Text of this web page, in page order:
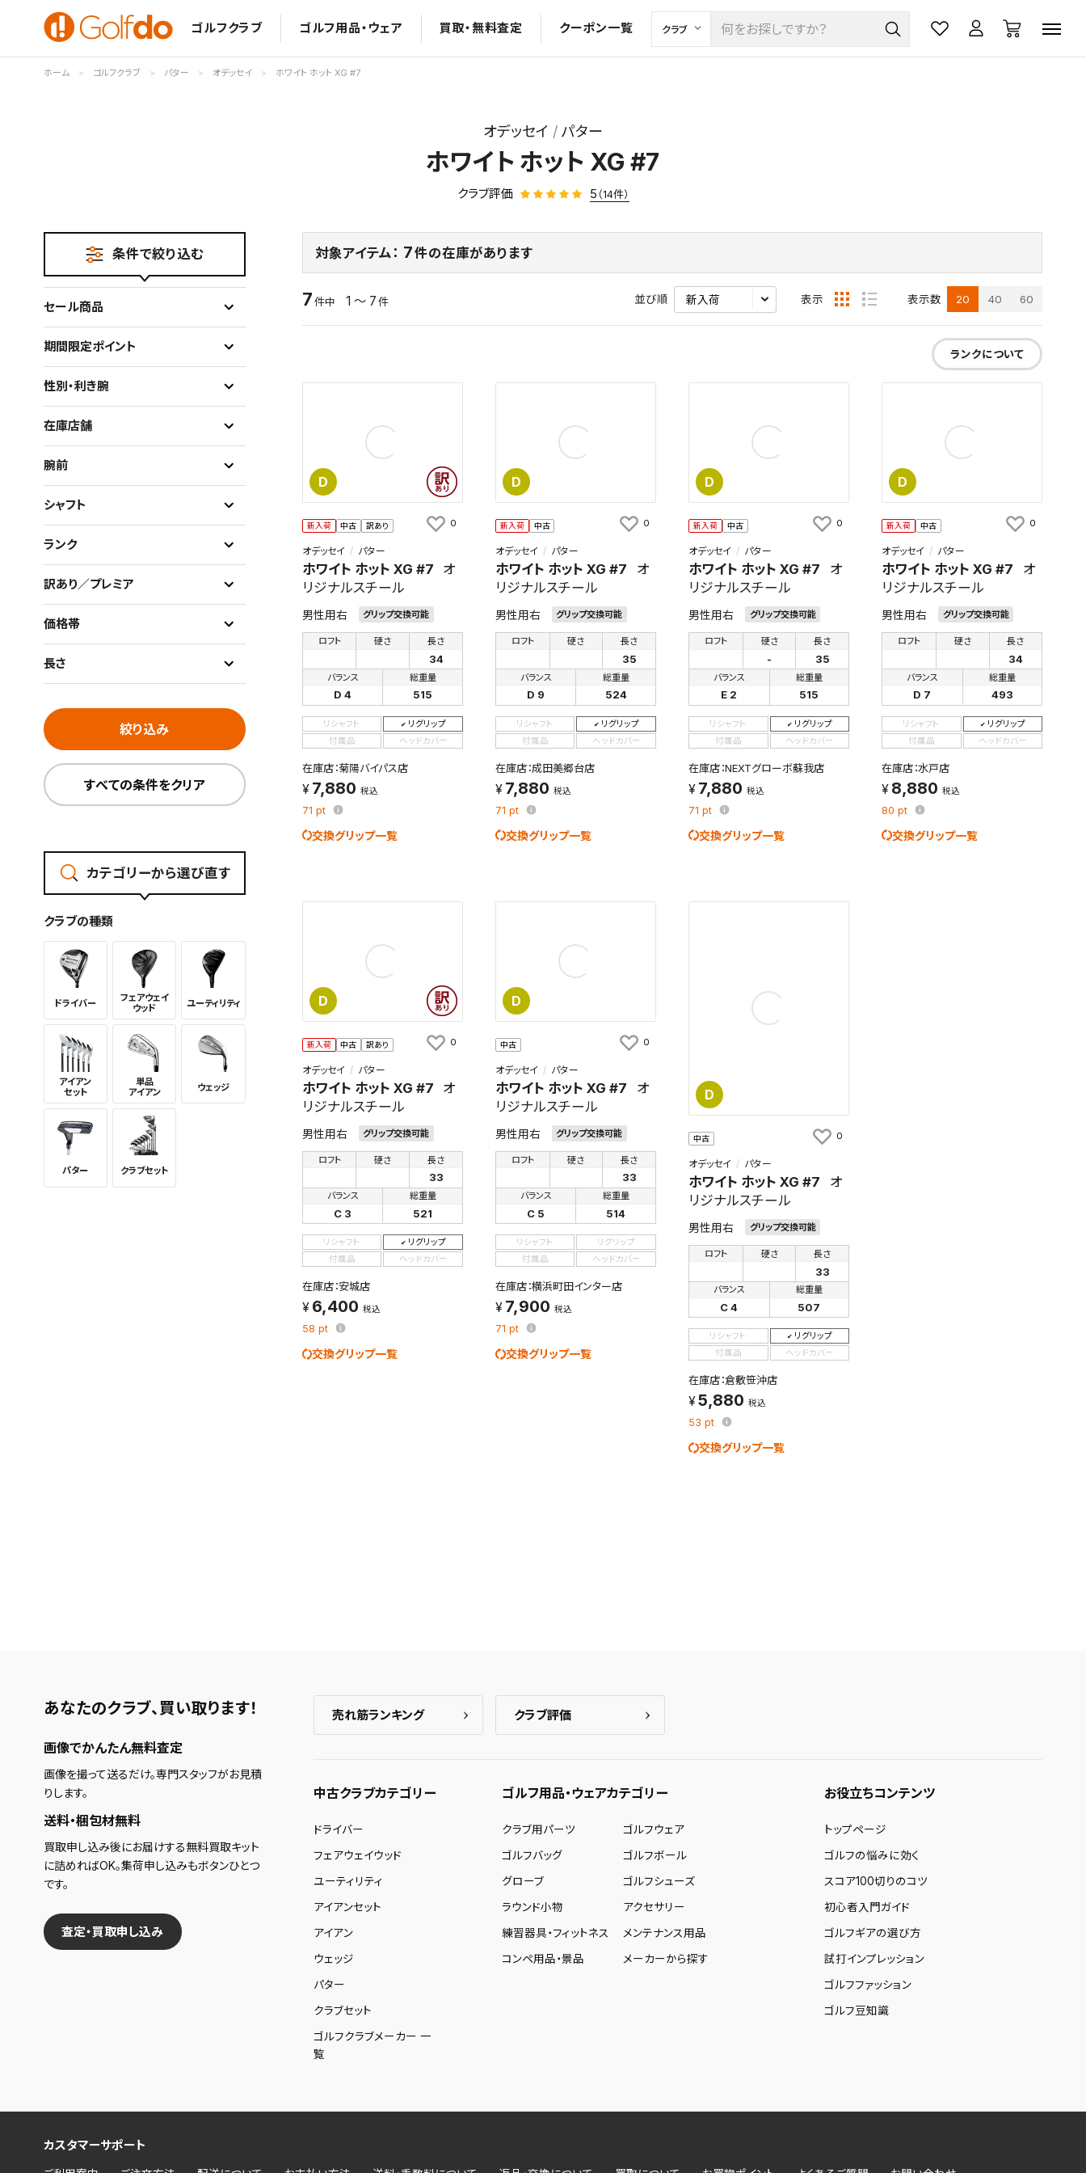
ゴルフクラブ ゴルフ用品・ウェア 買取・無料査定 クーポン一覧
ホーム ゴルフクラブ パター オデッセイ ホワイト ホット XG #7
オデッセイ パター
ホワイト ホット XG #7
クラブ評価 5 （14件）
対象アイテム： 7件の在庫があります
7 件中 1 ～ 7 件 並び順 表示 表示数 20 40 60
ランクについて
D
新入荷 中古 訳あり
オデッセイ パター
ホワイト ホット XG #7
オ
リジナルスチール
男性用右 グリップ交換可能
ロフト 硬さ 長さ
34
バランス
D 4
総重量
515
リシャフト
リグリップ
付属品
ヘッドカバー
在庫店：菊陽バイパス店
7,880 税込
71 pt
交換グリップ一覧
0
D
新入荷 中古
オデッセイ パター
ホワイト ホット XG #7
オ
リジナルスチール
男性用右 グリップ交換可能
ロフト 硬さ 長さ
35
バランス
D 9
総重量
524
リシャフト
リグリップ
付属品
ヘッドカバー
在庫店：成田美郷台店
7,880 税込
71 pt
交換グリップ一覧
0
D
新入荷 中古
オデッセイ パター
ホワイト ホット XG #7
オ
リジナルスチール
男性用右 グリップ交換可能
ロフト 硬さ
-
長さ
35
バランス
E 2
総重量
515
リシャフト
リグリップ
付属品
ヘッドカバー
在庫店：NEXTグローボ蘇我店
7,880 税込
71 pt
交換グリップ一覧
0
D
新入荷 中古
オデッセイ パター
ホワイト ホット XG #7
オ
リジナルスチール
男性用右 グリップ交換可能
ロフト 硬さ 長さ
34
バランス
D 7
総重量
493
リシャフト
リグリップ
付属品
ヘッドカバー
在庫店：水戸店
8,880 税込
80pt
交換グリップ一覧
0
D
新入荷 中古 訳あり
オデッセイ パター
ホワイト ホット XG #7
オ
リジナルスチール
男性用右 グリップ交換可能
ロフト 硬さ 長さ
33
バランス
C 3
総重量
521
リシャフト
リグリップ
付属品
ヘッドカバー
在庫店：安城店
6,400 税込
58 pt
交換グリップ一覧
0
D
中古
オデッセイ パター
ホワイト ホット XG #7
オ
リジナルスチール
男性用右 グリップ交換可能
ロフト 硬さ 長さ
33
バランス
C 5
総重量
514
リシャフト
リグリップ
付属品
ヘッドカバー
在庫店：横浜町田インター店
7,900 税込
71 pt
交換グリップ一覧
0
D
中古
オデッセイ パター
ホワイト ホット XG #7
オ
リジナルスチール
男性用右 グリップ交換可能
ロフト 硬さ 長さ
33
バランス
C 4
総重量
507
リシャフト
リグリップ
付属品
ヘッドカバー
在庫店：倉敷笹沖店
5,880 税込
53 pt
交換グリップ一覧
0
検索条件を保存
この検索条件をマイページ内「保存検索条件一覧」に保存します。
よく探す商品を、毎回条件指定することなく簡単に開くことができます。
検索条件
新着通知を「する」にすると、この条件に一致する商品が入荷した際に、メール及びお客様
のアカウント内の「お知らせ」で通知します。
保存された検索条件は変更できません。
条件を変更したい場合は、マイページの「保存検索条件一覧」から画面を表示し、条件を変更
検索条件を保存
検索条件を保存しました。
これまで保存した検索条件は、マイページの「保存検索条件一覧」で確認できます。
条件で絞り込む
セール商品
期間限定ポイント
性別・利き腕
在庫店舗
腕前
シャフト
ランク
訳あり／プレミア
価格帯
長さ
絞り込み
すべての条件をクリア
カテゴリーから選び直す
クラブの種類
ドライバー
フェアウェイ
ウッド
ユーティリティ
アイアン
セット
単品
アイアン
ウェッジ
パター クラブセット
あなたのクラブ、 買い取ります！
画像でかんたん無料査定
画像を撮って送るだけ。専門スタッフがお見積
りします。
送料・梱包材無料
買取申し込み後にお届けする無料買取キット
に詰めればOK。集荷申し込みもボタンひとつ
です。
査定・買取申し込み
売れ筋ランキング クラブ評価
中古クラブカテゴリー
ドライバー
フェアウェイウッド
ユーティリティ
アイアンセット
アイアン
ウェッジ
パター
クラブセット
ゴルフクラブメーカー 一
覧
ゴルフ用品・ウェアカテゴリー
クラブ用パーツ
ゴルフウェア
ゴルフバッグ
ゴルフボール
グローブ
ゴルフシューズ
ラウンド小物
アクセサリー
練習器具・フィットネス
メンテナンス用品
コンペ用品・景品
メーカーから探す
お役立ちコンテンツ
トップページ
ゴルフの悩みに効く
スコア100切りのコツ
初心者入門ガイド
ゴルフギアの選び方
試打インプレッション
ゴルフファッション
ゴルフ豆知識
カスタマーサポート